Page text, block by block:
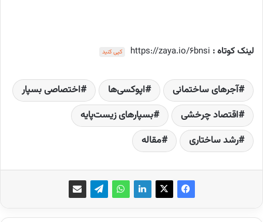
لینک کوتاه : https://zaya.io/6bnsi کپی کنید
آجرهای ساختمانی اپوکسی‌ها
اختصاصی بسپار
اقتصاد چرخشی
بسپارهای زیست‌پایه
رشد ساختاری
مقاله